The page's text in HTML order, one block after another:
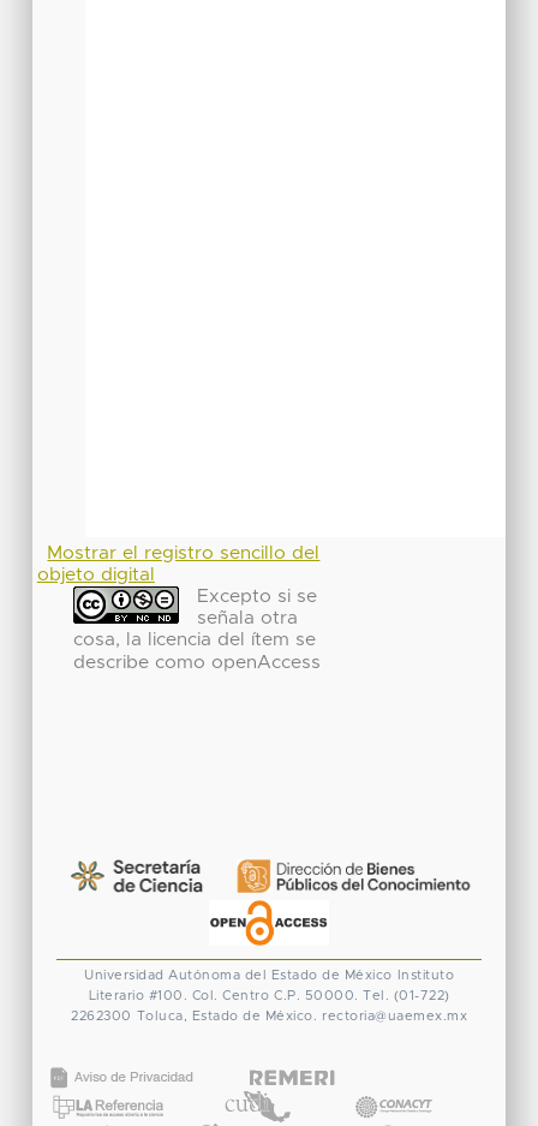
Mostrar el registro sencillo del
objeto digital
Excepto si se
señala otra
cosa, la licencia del ítem se
describe como openAccess
Universidad Autónoma del Estado de México
Instituto
Literario #100. Col. Centro C.P. 50000. Tel. (01-722)
2262300 Toluca, Estado de México. rectoria@uaemex.mx